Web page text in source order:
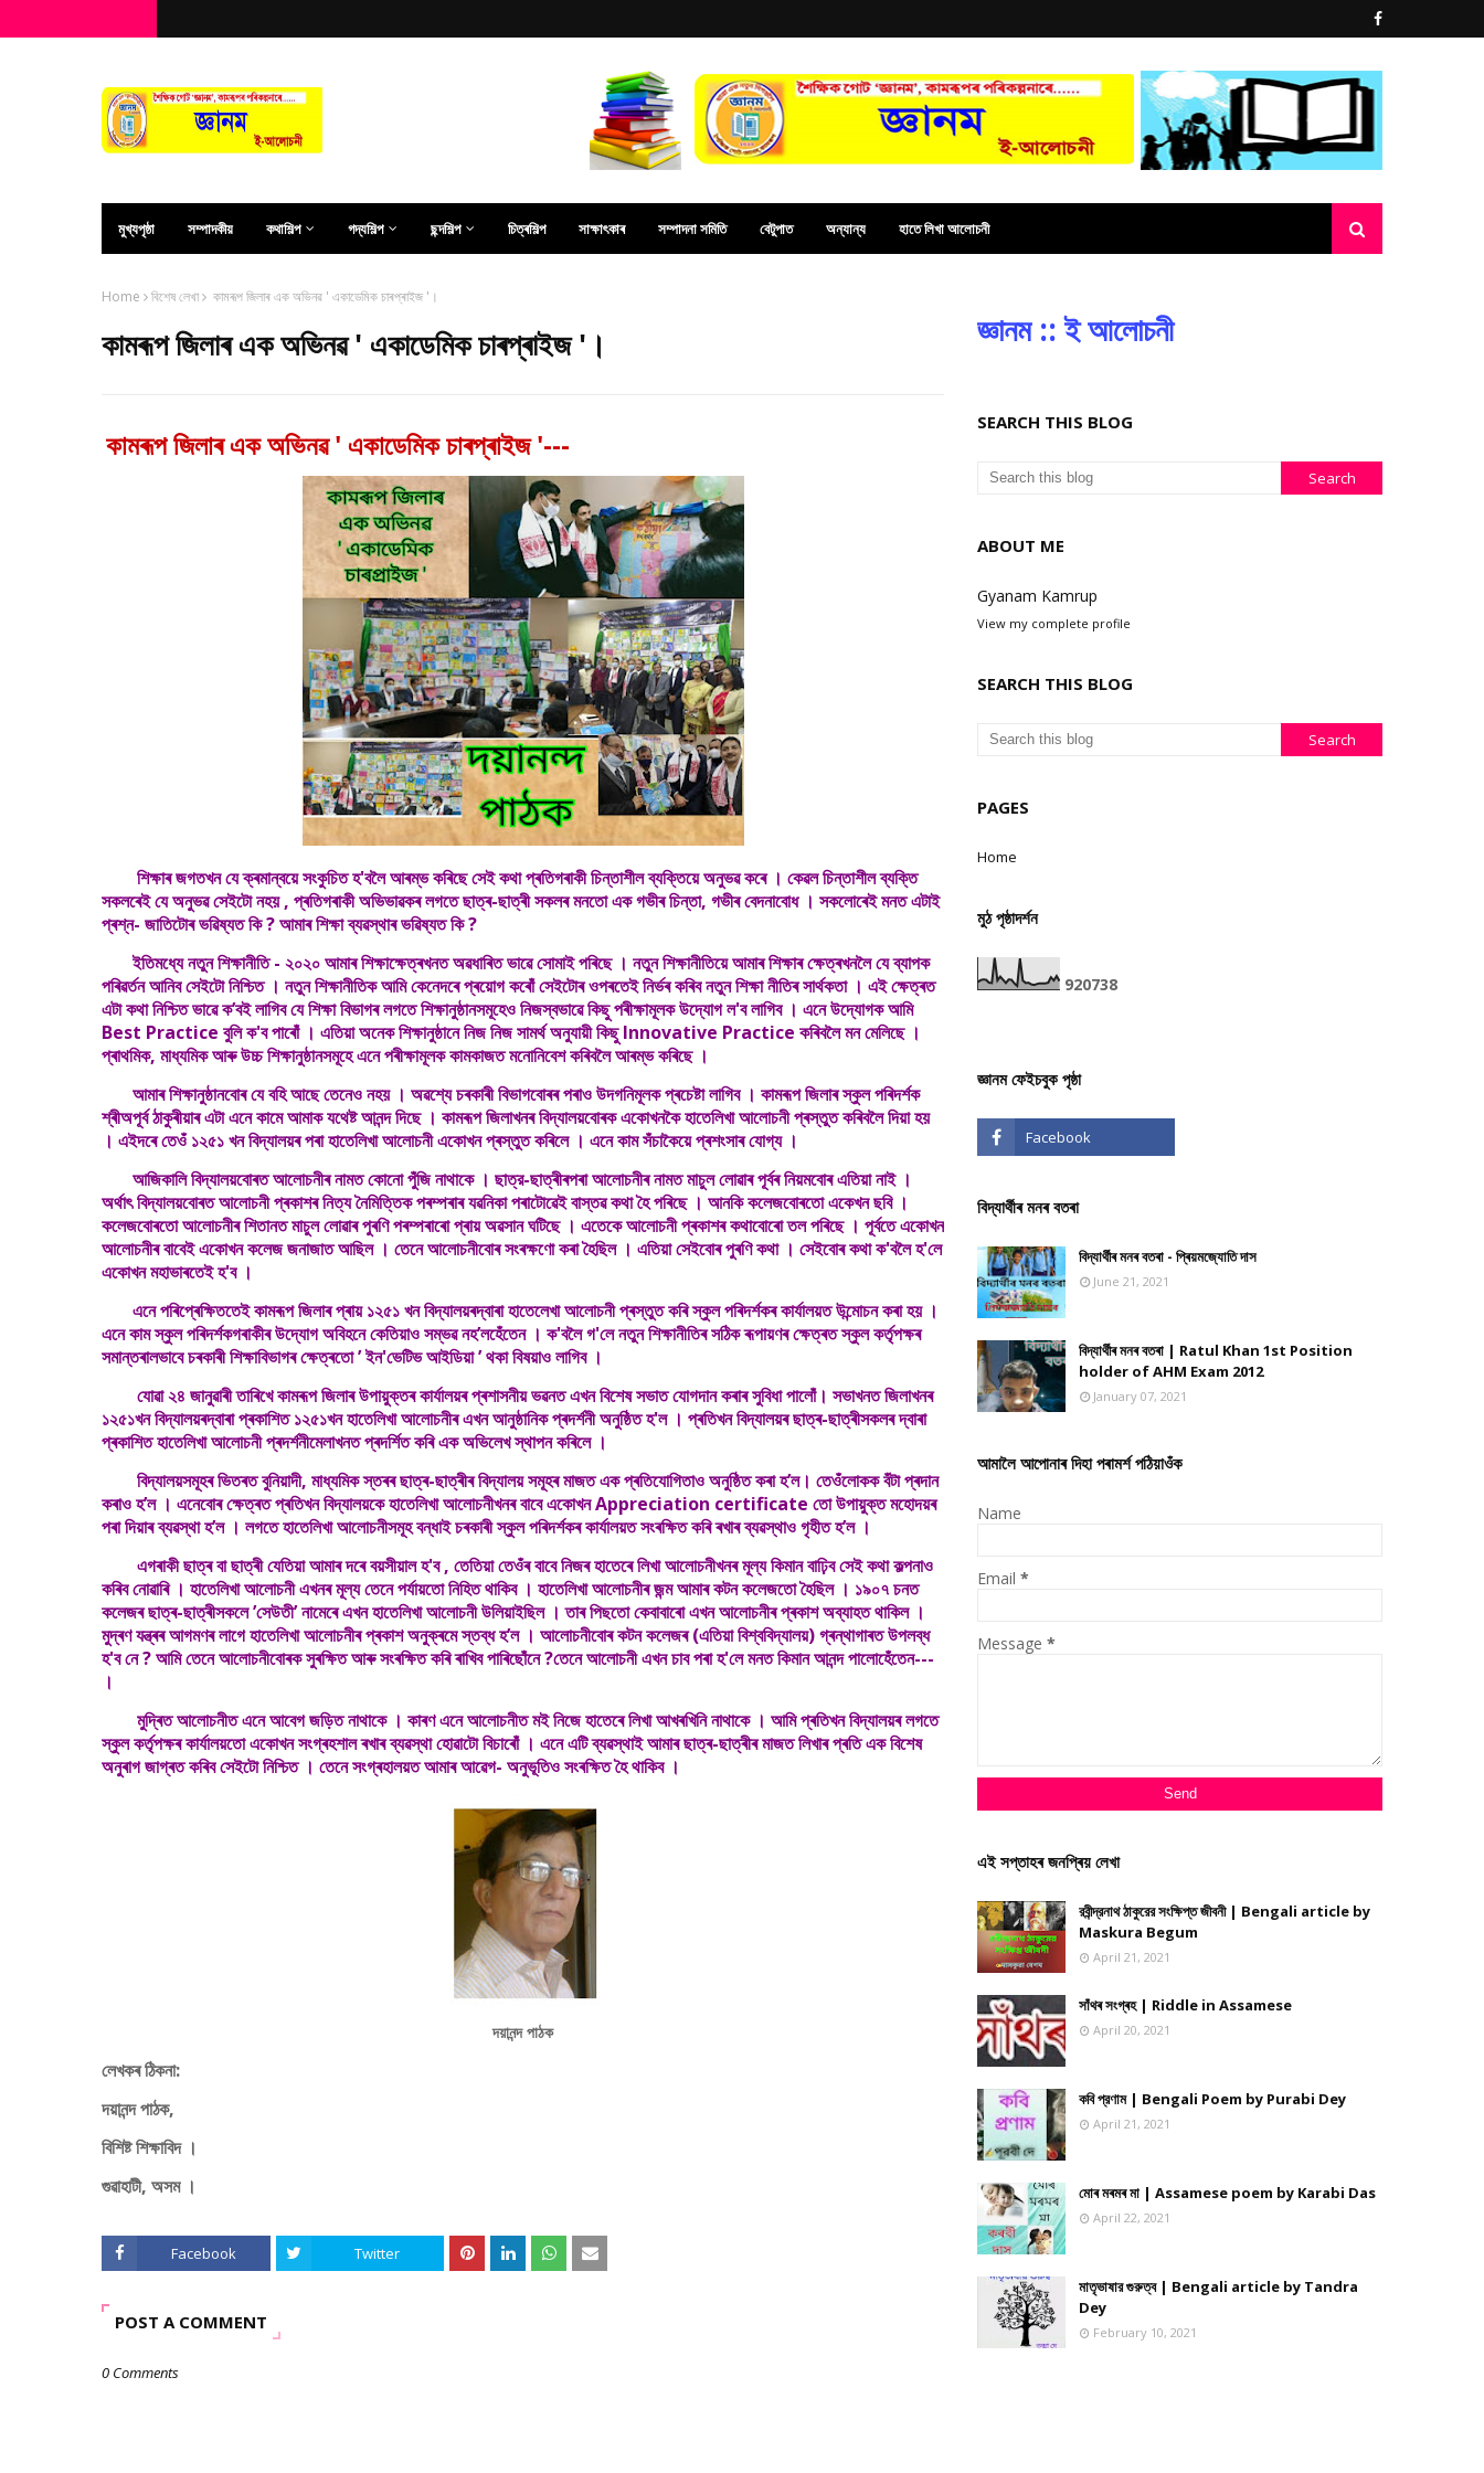
মুখ্যপৃষ্ঠা সম্পাদকীয় কথাশিল্প গদ্যশিল্প ছন্দশিল্প চিত্ৰশিল্প সাক্ষাৎকাৰ সম্পাদনা সমিতি বেটুপাত অন্যান্য হাতে লিখা আলোচনী
Home বিশেষ লেখা কামৰূপ জিলাৰ এক অভিনৱ ' একাডেমিক চাৰপ্ৰাইজ '।
কামৰূপ জিলাৰ এক অভিনৱ ' একাডেমিক চাৰপ্ৰাইজ '।
কামৰূপ জিলাৰ এক অভিনৱ ' একাডেমিক চাৰপ্ৰাইজ '---
শিক্ষাৰ জগতখন যে ক্ৰমান্বয়ে সংকুচিত হ'বলৈ আৰম্ভ কৰিছে সেই কথা প্ৰতিগৰাকী চিন্তাশীল ব্যক্তিয়ে অনুভৱ কৰে । কেৱল চিন্তাশীল ব্যক্তি
সকলৰেই যে অনুভৱ সেইটো নহয় , প্ৰতিগৰাকী অভিভাৱকৰ লগতে ছাত্ৰ-ছাত্ৰী সকলৰ মনতো এক গভীৰ চিন্তা, গভীৰ বেদনাবোধ । সকলোৰেই মনত এটাই
প্ৰশ্ন- জাতিটোৰ ভৱিষ্যত কি ? আমাৰ শিক্ষা ব্যৱস্থাৰ ভৱিষ্যত কি ?
ইতিমধ্যে নতুন শিক্ষানীতি - ২০২০ আমাৰ শিক্ষাক্ষেত্ৰখনত অৱধাৰিত ভাৱে সোমাই পৰিছে । নতুন শিক্ষানীতিয়ে আমাৰ শিক্ষাৰ ক্ষেত্ৰখনলৈ যে ব্যাপক
পৰিৱৰ্তন আনিব সেইটো নিশ্চিত । নতুন শিক্ষানীতিক আমি কেনেদৰে প্ৰয়োগ কৰোঁ সেইটোৰ ওপৰতেই নিৰ্ভৰ কৰিব নতুন শিক্ষা নীতিৰ সাৰ্থকতা । এই ক্ষেত্ৰত
এটা কথা নিশ্চিত ভাৱে কʼবই লাগিব যে শিক্ষা বিভাগৰ লগতে শিক্ষানুষ্ঠানসমূহেও নিজস্বভাৱে কিছু পৰীক্ষামূলক উদ্যোগ ল'ব লাগিব । এনে উদ্যোগক আমি
Best Practice বুলি ক'ব পাৰোঁ । এতিয়া অনেক শিক্ষানুষ্ঠানে নিজ নিজ সামৰ্থ অনুযায়ী কিছু Innovative Practice কৰিবলৈ মন মেলিছে ।
প্ৰাথমিক, মাধ্যমিক আৰু উচ্চ শিক্ষানুষ্ঠানসমূহে এনে পৰীক্ষামূলক কামকাজত মনোনিবেশ কৰিবলৈ আৰম্ভ কৰিছে ।
আমাৰ শিক্ষানুষ্ঠানবোৰ যে বহি আছে তেনেও নহয় । অৱশ্যে চৰকাৰী বিভাগবোৰৰ পৰাও উদগনিমূলক প্ৰচেষ্টা লাগিব । কামৰূপ জিলাৰ স্কুল পৰিদৰ্শক
শ্ৰীঅপূৰ্ব ঠাকুৰীয়াৰ এটা এনে কামে আমাক যথেষ্ট আনন্দ দিছে । কামৰূপ জিলাখনৰ বিদ্যালয়বোৰক একোখনকৈ হাতেলিখা আলোচনী প্ৰস্তুত কৰিবলৈ দিয়া হয়
। এইদৰে তেওঁ ১২৫১ খন বিদ্যালয়ৰ পৰা হাতেলিখা আলোচনী একোখন প্ৰস্তুত কৰিলে । এনে কাম সঁচাকৈয়ে প্ৰশংসাৰ যোগ্য ।
আজিকালি বিদ্যালয়বোৰত আলোচনীৰ নামত কোনো পুঁজি নাথাকে । ছাত্র-ছাত্ৰীৰপৰা আলোচনীৰ নামত মাচুল লোৱাৰ পূৰ্বৰ নিয়মবোৰ এতিয়া নাই ।
অৰ্থাৎ বিদ্যালয়বোৰত আলোচনী প্ৰকাশৰ নিত্য নৈমিত্তিক পৰম্পৰাৰ যৱনিকা পৰাটোৱেই বাস্তৱ কথা হৈ পৰিছে । আনকি কলেজবোৰতো একেখন ছবি ।
কলেজবোৰতো আলোচনীৰ শিতানত মাচুল লোৱাৰ পুৰণি পৰম্পৰাৰো প্ৰায় অৱসান ঘটিছে । এতেকে আলোচনী প্ৰকাশৰ কথাবোৰো তল পৰিছে । পূৰ্বতে একোখন
আলোচনীৰ বাবেই একোখন কলেজ জনাজাত আছিল । তেনে আলোচনীবোৰ সংৰক্ষণো কৰা হৈছিল । এতিয়া সেইবোৰ পুৰণি কথা । সেইবোৰ কথা ক'বলৈ হ'লে
একোখন মহাভাৰতেই হ'ব ।
এনে পৰিপ্ৰেক্ষিততেই কামৰূপ জিলাৰ প্ৰায় ১২৫১ খন বিদ্যালয়ৰদ্বাৰা হাতেলেখা আলোচনী প্ৰস্তুত কৰি স্কুল পৰিদৰ্শকৰ কাৰ্যালয়ত উন্মোচন কৰা হয় ।
এনে কাম স্কুল পৰিদৰ্শকগৰাকীৰ উদ্যোগ অবিহনে কেতিয়াও সম্ভৱ নহʼলহেঁতেন । ক'বলৈ গ'লে নতুন শিক্ষানীতিৰ সঠিক ৰূপায়ণৰ ক্ষেত্ৰত স্কুল কৰ্তৃপক্ষৰ
সমান্তৰালভাবে চৰকাৰী শিক্ষাবিভাগৰ ক্ষেত্ৰতো ’ ইন'ভেটিভ আইডিয়া ’ থকা বিষয়াও লাগিব ।
যোৱা ২৪ জানুৱাৰী তাৰিখে কামৰূপ জিলাৰ উপায়ুক্তৰ কাৰ্যালয়ৰ প্ৰশাসনীয় ভৱনত এখন বিশেষ সভাত যোগদান কৰাৰ সুবিধা পালোঁ। সভাখনত জিলাখনৰ
১২৫১খন বিদ্যালয়ৰদ্বাৰা প্ৰকাশিত ১২৫১খন হাতেলিখা আলোচনীৰ এখন আনুষ্ঠানিক প্ৰদৰ্শনী অনুষ্ঠিত হ'ল । প্ৰতিখন বিদ্যালয়ৰ ছাত্ৰ-ছাত্ৰীসকলৰ দ্বাৰা
প্ৰকাশিত হাতেলিখা আলোচনী প্ৰদৰ্শনীমেলাখনত প্ৰদৰ্শিত কৰি এক অভিলেখ স্থাপন কৰিলে ।
বিদ্যালয়সমূহৰ ভিতৰত বুনিয়াদী, মাধ্যমিক স্তৰৰ ছাত্ৰ-ছাত্ৰীৰ বিদ্যালয় সমূহৰ মাজত এক প্ৰতিযোগিতাও অনুষ্ঠিত কৰা হ’ল। তেওঁলোকক বঁটা প্ৰদান
কৰাও হ’ল । এনেবোৰ ক্ষেত্ৰত প্ৰতিখন বিদ্যালয়কে হাতেলিখা আলোচনীখনৰ বাবে একোখন Appreciation certificate তো উপায়ুক্ত মহোদয়ৰ
পৰা দিয়াৰ ব্যৱস্থা হ’ল । লগতে হাতেলিখা আলোচনীসমূহ বন্ধাই চৰকাৰী স্কুল পৰিদৰ্শকৰ কাৰ্যালয়ত সংৰক্ষিত কৰি ৰখাৰ ব্যৱস্থাও গৃহীত হ’ল ।
এগৰাকী ছাত্ৰ বা ছাত্ৰী যেতিয়া আমাৰ দৰে বয়সীয়াল হ'ব , তেতিয়া তেওঁৰ বাবে নিজৰ হাতেৰে লিখা আলোচনীখনৰ মূল্য কিমান বাঢ়িব সেই কথা কল্পনাও
কৰিব নোৱাৰি । হাতেলিখা আলোচনী এখনৰ মূল্য তেনে পৰ্যায়তো নিহিত থাকিব । হাতেলিখা আলোচনীৰ জন্ম আমাৰ কটন কলেজতো হৈছিল । ১৯০৭ চনত
কলেজৰ ছাত্ৰ-ছাত্ৰীসকলে ’সেউতী’ নামেৰে এখন হাতেলিখা আলোচনী উলিয়াইছিল । তাৰ পিছতো কেবাবাৰো এখন আলোচনীৰ প্ৰকাশ অব্যাহত থাকিল ।
মুদ্ৰণ যন্ত্ৰৰ আগমণৰ লাগে হাতেলিখা আলোচনীৰ প্ৰকাশ অনুক্ৰমে স্তব্ধ হ’ল । আলোচনীবোৰ কটন কলেজৰ (এতিয়া বিশ্ববিদ্যালয়) গ্ৰন্থাগাৰত উপলব্ধ
হ'ব নে ? আমি তেনে আলোচনীবোৰক সুৰক্ষিত আৰু সংৰক্ষিত কৰি ৰাখিব পাৰিছোঁনে ?তেনে আলোচনী এখন চাব পৰা হ'লে মনত কিমান আনন্দ পালোহেঁতেন---
।
মুদ্ৰিত আলোচনীত এনে আবেগ জড়িত নাথাকে । কাৰণ এনে আলোচনীত মই নিজে হাতেৰে লিখা আখৰখিনি নাথাকে । আমি প্ৰতিখন বিদ্যালয়ৰ লগতে
স্কুল কৰ্তৃপক্ষৰ কাৰ্যালয়তো একোখন সংগ্ৰহশাল ৰখাৰ ব্যৱস্থা হোৱাটো বিচাৰোঁ । এনে এটি ব্যৱস্থাই আমাৰ ছাত্ৰ-ছাত্ৰীৰ মাজত লিখাৰ প্ৰতি এক বিশেষ
অনুৰাগ জাগ্ৰত কৰিব সেইটো নিশ্চিত । তেনে সংগ্ৰহালয়ত আমাৰ আৱেগ- অনুভূতিও সংৰক্ষিত হৈ থাকিব ।
দয়ানন্দ পাঠক
লেখকৰ ঠিকনা:
দয়ানন্দ পাঠক,
বিশিষ্ট শিক্ষাবিদ ।
গুৱাহাটী, অসম ।
Facebook Twitter
POST A COMMENT
0 Comments
জ্ঞানম :: ই আলোচনী
SEARCH THIS BLOG
ABOUT ME
Gyanam Kamrup
View my complete profile
SEARCH THIS BLOG
PAGES
Home
মুঠ পৃষ্ঠাদৰ্শন
920738
জ্ঞানম ফেইচবুক পৃষ্ঠা
বিদ্যাৰ্থীৰ মনৰ বতৰা
বিদ্যাৰ্থীৰ মনৰ বতৰা - প্ৰিয়মজ্যোতি দাস
June 21, 2021
বিদ্যাৰ্থীৰ মনৰ বতৰা | Ratul Khan 1st Position
holder of AHM Exam 2012
January 07, 2021
আমালৈ আপোনাৰ দিহা পৰামৰ্শ পঠিয়াওঁক
Name
Email*
Message*
এই সপ্তাহৰ জনপ্ৰিয় লেখা
রবীন্দ্রনাথ ঠাকুরের সংক্ষিপ্ত জীবনী | Bengali article by
Maskura Begum
April 21, 2021
সাঁথৰ সংগ্ৰহ | Riddle in Assamese
April 20, 2021
কবি প্রণাম | Bengali Poem by Purabi Dey
April 21, 2021
মোৰ মৰমৰ মা | Assamese poem by Karabi Das
April 22, 2021
মাতৃভাষার গুরুত্ব | Bengali article by Tandra
Dey
February 10, 2021